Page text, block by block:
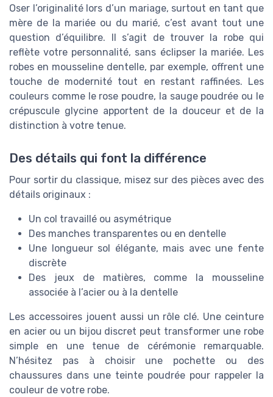
Oser l’originalité lors d’un mariage, surtout en tant que
mère de la mariée ou du marié, c’est avant tout une
question d’équilibre. Il s’agit de trouver la robe qui
reflète votre personnalité, sans éclipser la mariée. Les
robes en mousseline dentelle, par exemple, offrent une
touche de modernité tout en restant raffinées. Les
couleurs comme le rose poudre, la sauge poudrée ou le
crépuscule glycine apportent de la douceur et de la
distinction à votre tenue.
Des détails qui font la différence
Pour sortir du classique, misez sur des pièces avec des
détails originaux :
Un col travaillé ou asymétrique
Des manches transparentes ou en dentelle
Une longueur sol élégante, mais avec une fente
discrète
Des jeux de matières, comme la mousseline
associée à l’acier ou à la dentelle
Les accessoires jouent aussi un rôle clé. Une ceinture
en acier ou un bijou discret peut transformer une robe
simple en une tenue de cérémonie remarquable.
N’hésitez pas à choisir une pochette ou des
chaussures dans une teinte poudrée pour rappeler la
couleur de votre robe.